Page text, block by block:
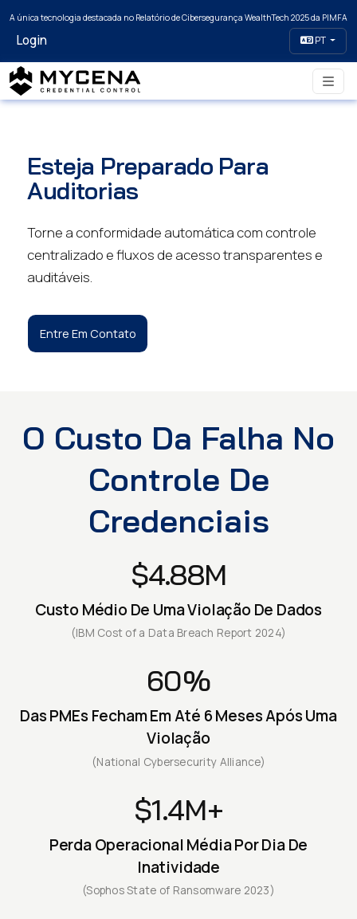
A única tecnologia destacada no Relatório de Cibersegurança WealthTech 2025 da PIMFA
Login PT
Esteja Preparado Para
Auditorias
Torne a conformidade automática com controle
centralizado e fluxos de acesso transparentes e
auditáveis.
Entre Em Contato
O Custo Da Falha No
Controle De
Credenciais
$4.88M
Custo Médio De Uma Violação De Dados
(IBM Cost of a Data Breach Report 2024)
60%
Das PMEs Fecham Em Até 6 Meses Após Uma
Violação
(National Cybersecurity Alliance)
$1.4M+
Perda Operacional Média Por Dia De
Inatividade
(Sophos State of Ransomware 2023)